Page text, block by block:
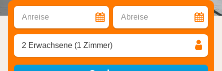
Anreise Abreise
2 Erwachsene (1 Zimmer)